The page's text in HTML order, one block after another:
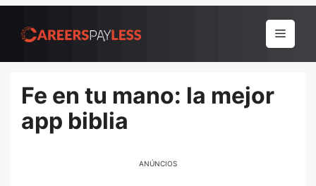
para
conteúdo
Menu
Fe en tu mano: la mejor
app biblia
ANÚNCIOS